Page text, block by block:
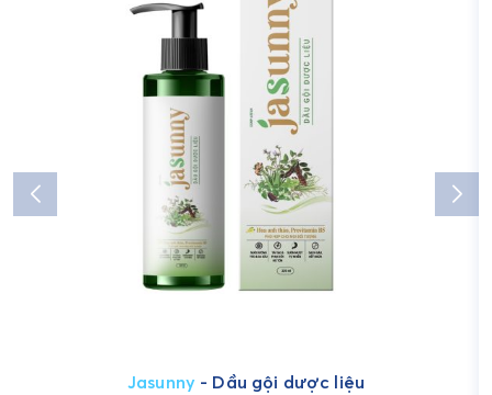
Jasunny - Dầu gội dược liệu